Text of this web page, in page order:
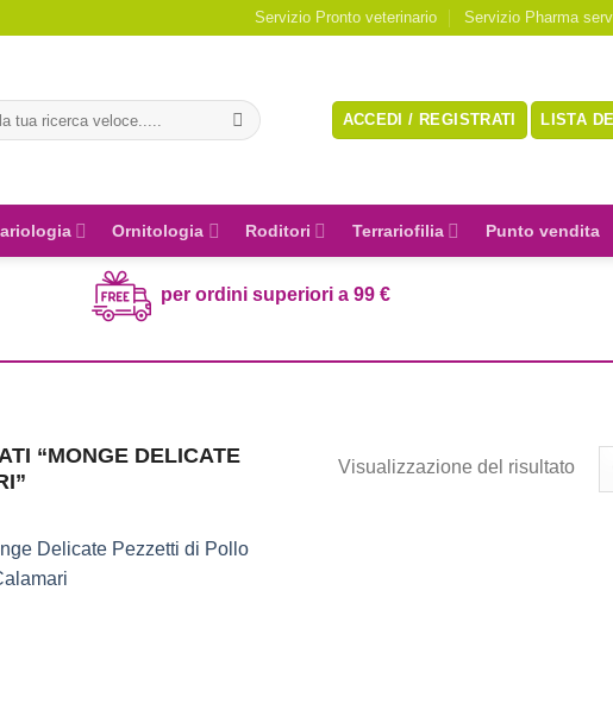
Servizio Pronto veterinario Servizio Pharma
ACCEDI / REGISTRATI LISTA
Ornitologia Roditori Terrariofilia Punto vendita
per ordini superiori a 99 €
“MONGE DELICATE
Visualizzazione del risultato